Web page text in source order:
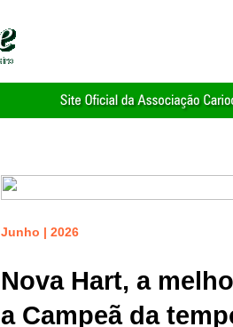
Junho | 2026
Nova Hart, a
a Campeã da